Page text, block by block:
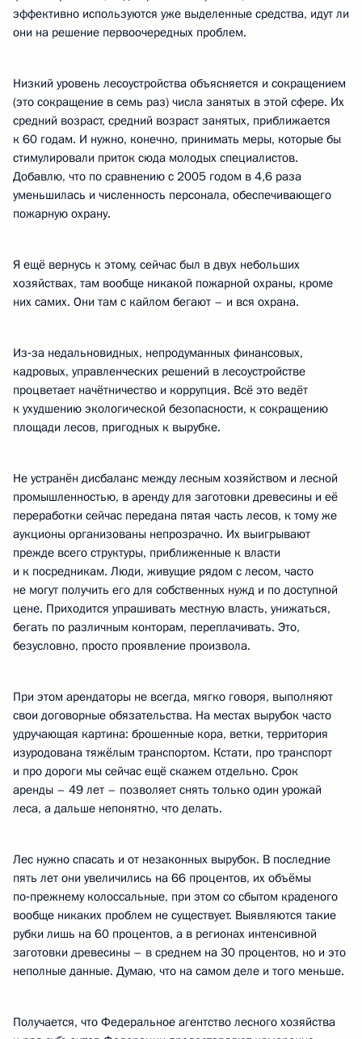
эффективно используются уже выделенные средства, идут ли
они на решение первоочередных проблем.
Низкий уровень лесоустройства объясняется и сокращением
(это сокращение в семь раз) числа занятых в этой сфере. Их
средний возраст, средний возраст занятых, приближается
к 60 годам. И нужно, конечно, принимать меры, которые бы
стимулировали приток сюда молодых специалистов.
Добавлю, что по сравнению с 2005 годом в 4,6 раза
уменьшилась и численность персонала, обеспечивающего
пожарную охрану.
Я ещё вернусь к этому, сейчас был в двух небольших
хозяйствах, там вообще никакой пожарной охраны, кроме
них самих. Они там с кайлом бегают – и вся охрана.
Из‑за недальновидных, непродуманных финансовых,
кадровых, управленческих решений в лесоустройстве
процветает начётничество и коррупция. Всё это ведёт
к ухудшению экологической безопасности, к сокращению
площади лесов, пригодных к вырубке.
Не устранён дисбаланс между лесным хозяйством и лесной
промышленностью, в аренду для заготовки древесины и её
переработки сейчас передана пятая часть лесов, к тому же
аукционы организованы непрозрачно. Их выигрывают
прежде всего структуры, приближенные к власти
и к посредникам. Люди, живущие рядом с лесом, часто
не могут получить его для собственных нужд и по доступной
цене. Приходится упрашивать местную власть, унижаться,
бегать по различным конторам, переплачивать. Это,
безусловно, просто проявление произвола.
При этом арендаторы не всегда, мягко говоря, выполняют
свои договорные обязательства. На местах вырубок часто
удручающая картина: брошенные кора, ветки, территория
изуродована тяжёлым транспортом. Кстати, про транспорт
и про дороги мы сейчас ещё скажем отдельно. Срок
аренды – 49 лет – позволяет снять только один урожай
леса, а дальше непонятно, что делать.
Лес нужно спасать и от незаконных вырубок. В последние
пять лет они увеличились на 66 процентов, их объёмы
по‑прежнему колоссальные, при этом со сбытом краденого
вообще никаких проблем не существует. Выявляются такие
рубки лишь на 60 процентов, а в регионах интенсивной
заготовки древесины – в среднем на 30 процентов, но и это
неполные данные. Думаю, что на самом деле и того меньше.
Получается, что Федеральное агентство лесного хозяйства